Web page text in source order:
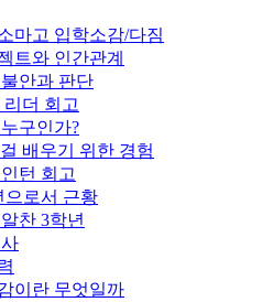
마고 입학소감/다짐
트와 인간관계
불안과 판단
리더 회고
구인가?
배우기 위한 경험
턴 회고
으로서 근황
찬 3학년
이란 무엇일까